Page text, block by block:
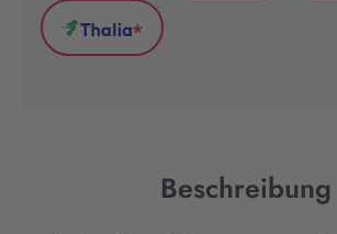
(wird
in
neuem
Thalia
*
Beschreibung